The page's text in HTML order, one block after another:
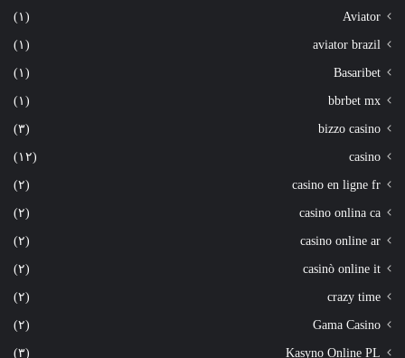
Aviator (١)
aviator brazil (١)
Basaribet (١)
bbrbet mx (١)
bizzo casino (٣)
casino (١٢)
casino en ligne fr (٢)
casino onlina ca (٢)
casino online ar (٢)
casinò online it (٢)
crazy time (٢)
Gama Casino (٢)
Kasyno Online PL (٣)